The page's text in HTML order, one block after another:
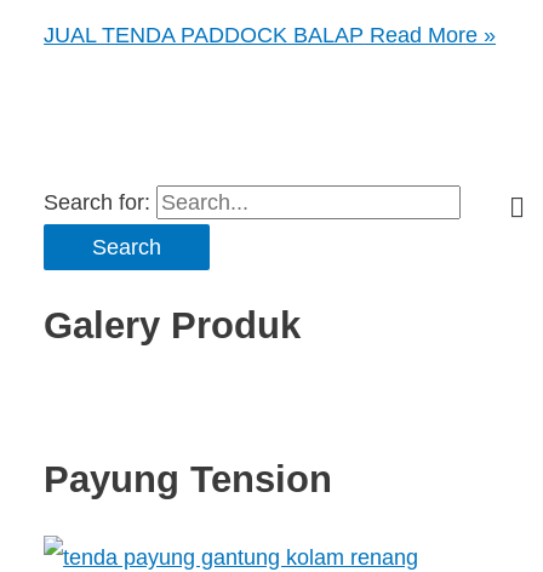
JUAL TENDA PADDOCK BALAP Read More »
Search for:
Galery Produk
Payung Tension